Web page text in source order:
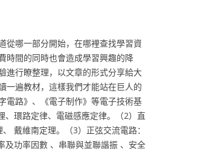
從哪一部分開始，在哪裡查找學習資
時間的同時也會造成學習興趣的降
進行瞭整理，以文章的形式分享給大
一遍教材，這樣我們才能站在巨人的
電路》、《電子制作》等電子技術基
環路定律、電磁感應定律。（2）直
戴維南定理。（3）正弦交流電路：
及功率因數 、串聯與並聯諧振 、安全